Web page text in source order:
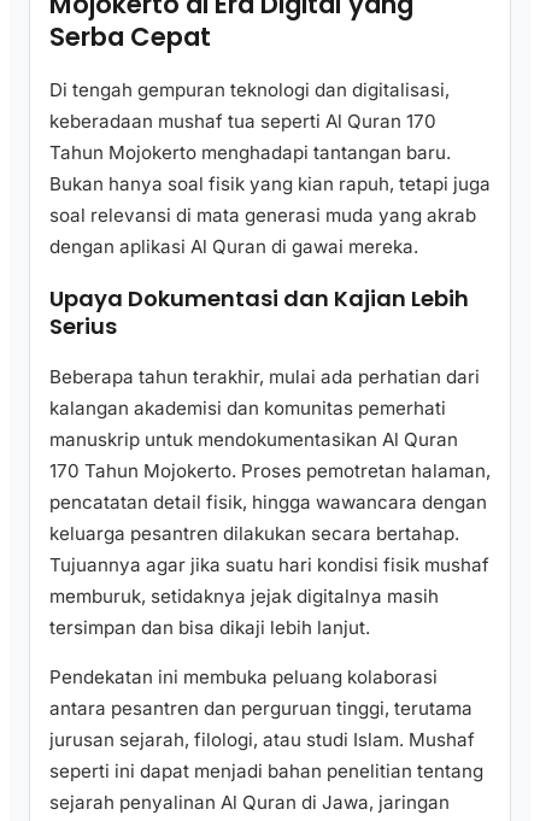
Serba Cepat
Di tengah gempuran teknologi dan digitalisasi,
keberadaan mushaf tua seperti Al Quran 170
Tahun Mojokerto menghadapi tantangan baru.
Bukan hanya soal fisik yang kian rapuh, tetapi juga
soal relevansi di mata generasi muda yang akrab
dengan aplikasi Al Quran di gawai mereka.
Upaya Dokumentasi dan Kajian Lebih
Serius
Beberapa tahun terakhir, mulai ada perhatian dari
kalangan akademisi dan komunitas pemerhati
manuskrip untuk mendokumentasikan Al Quran
170 Tahun Mojokerto. Proses pemotretan halaman,
pencatatan detail fisik, hingga wawancara dengan
keluarga pesantren dilakukan secara bertahap.
Tujuannya agar jika suatu hari kondisi fisik mushaf
memburuk, setidaknya jejak digitalnya masih
tersimpan dan bisa dikaji lebih lanjut.
Pendekatan ini membuka peluang kolaborasi
antara pesantren dan perguruan tinggi, terutama
jurusan sejarah, filologi, atau studi Islam. Mushaf
seperti ini dapat menjadi bahan penelitian tentang
sejarah penyalinan Al Quran di Jawa, jaringan